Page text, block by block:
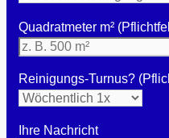
Quadratmeter m²
Reinigungs-Turnus?
Ihre Nachricht